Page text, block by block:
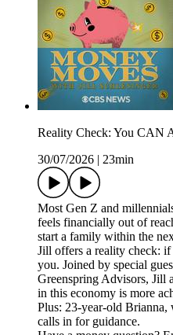
Reality Check: You CAN
30/07/2026
23min
Most Gen Z and
feels financially out of
start a family within the
Jill offers a reality check:
you. Joined by special
Greenspring Advisors, Jill
in this economy is more
Plus: 23-year-old
calls in for guidance.